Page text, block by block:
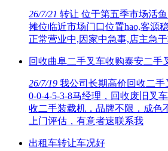
26/7/21 转让 位于第五季市场活
摊位临近市场门口位置hao,客源
正常营业中,因家中急事,店主急
回收曲阜二手叉车收购泰安二手
26/7/19 我公司长期高价回收二手
0-0-4-5-3-8马经理，回收废旧叉
收二手装载机，品牌不限，成色
上门评估，有意者速联系我
出租车转让车况好